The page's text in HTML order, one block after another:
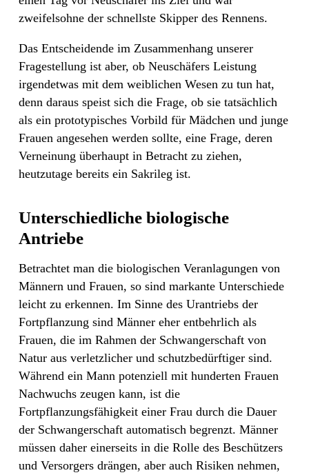
zweifelsohne der schnellste Skipper des Rennens.
Das Entscheidende im Zusammenhang unserer
Fragestellung ist aber, ob Neuschäfers Leistung
irgendetwas mit dem weiblichen Wesen zu tun hat,
denn daraus speist sich die Frage, ob sie tatsächlich
als ein prototypisches Vorbild für Mädchen und junge
Frauen angesehen werden sollte, eine Frage, deren
Verneinung überhaupt in Betracht zu ziehen,
heutzutage bereits ein Sakrileg ist.
Unterschiedliche biologische
Antriebe
Betrachtet man die biologischen Veranlagungen von
Männern und Frauen, so sind markante Unterschiede
leicht zu erkennen. Im Sinne des Urantriebs der
Fortpflanzung sind Männer eher entbehrlich als
Frauen, die im Rahmen der Schwangerschaft von
Natur aus verletzlicher und schutzbedürftiger sind.
Während ein Mann potenziell mit hunderten Frauen
Nachwuchs zeugen kann, ist die
Fortpflanzungsfähigkeit einer Frau durch die Dauer
der Schwangerschaft automatisch begrenzt. Männer
müssen daher einerseits in die Rolle des Beschützers
und Versorgers drängen, aber auch Risiken nehmen,